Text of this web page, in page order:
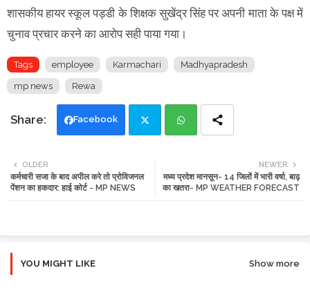
शासकीय हायर स्कूल पड़डी के शिक्षक सुखेंद्र सिंह पर अपनी माता के पक्ष में
चुनाव प्रचार करने का आरोप सही पाया गया।
Tags employee Karmachari Madhyapradesh
mp news Rewa
Facebook
tte ats
NEWER
मध्य प्रदेश मानसून- 14 जिलों में भारी वर्षा, बाढ़
का खतरा- MP WEATHER FORECAST
OLDER
कर्मचारी सजा के बाद अपील करे तो प्रोविजनल
पेंशन का हकदार: हाई कोर्ट - MP NEWS
YOU MIGHT LIKE Show more